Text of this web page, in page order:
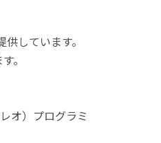
しています。
。
オ）プログラミ